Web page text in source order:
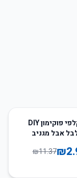
סט קלפי פוקימון DIY
אבל מגניב
₪
₪11.37